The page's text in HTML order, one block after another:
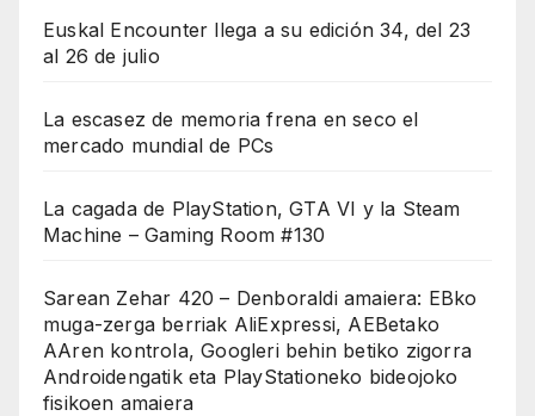
Euskal Encounter llega a su edición 34, del 23
al 26 de julio
La escasez de memoria frena en seco el
mercado mundial de PCs
La cagada de PlayStation, GTA VI y la Steam
Machine – Gaming Room #130
Sarean Zehar 420 – Denboraldi amaiera: EBko
muga-zerga berriak AliExpressi, AEBetako
AAren kontrola, Googleri behin betiko zigorra
Androidengatik eta PlayStationeko bideojoko
fisikoen amaiera